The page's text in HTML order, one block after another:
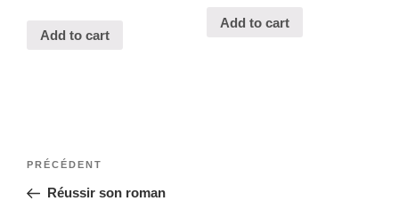
Add to cart
Add to cart
Navigation
Article
précédent
PRÉCÉDENT
Réussir son roman